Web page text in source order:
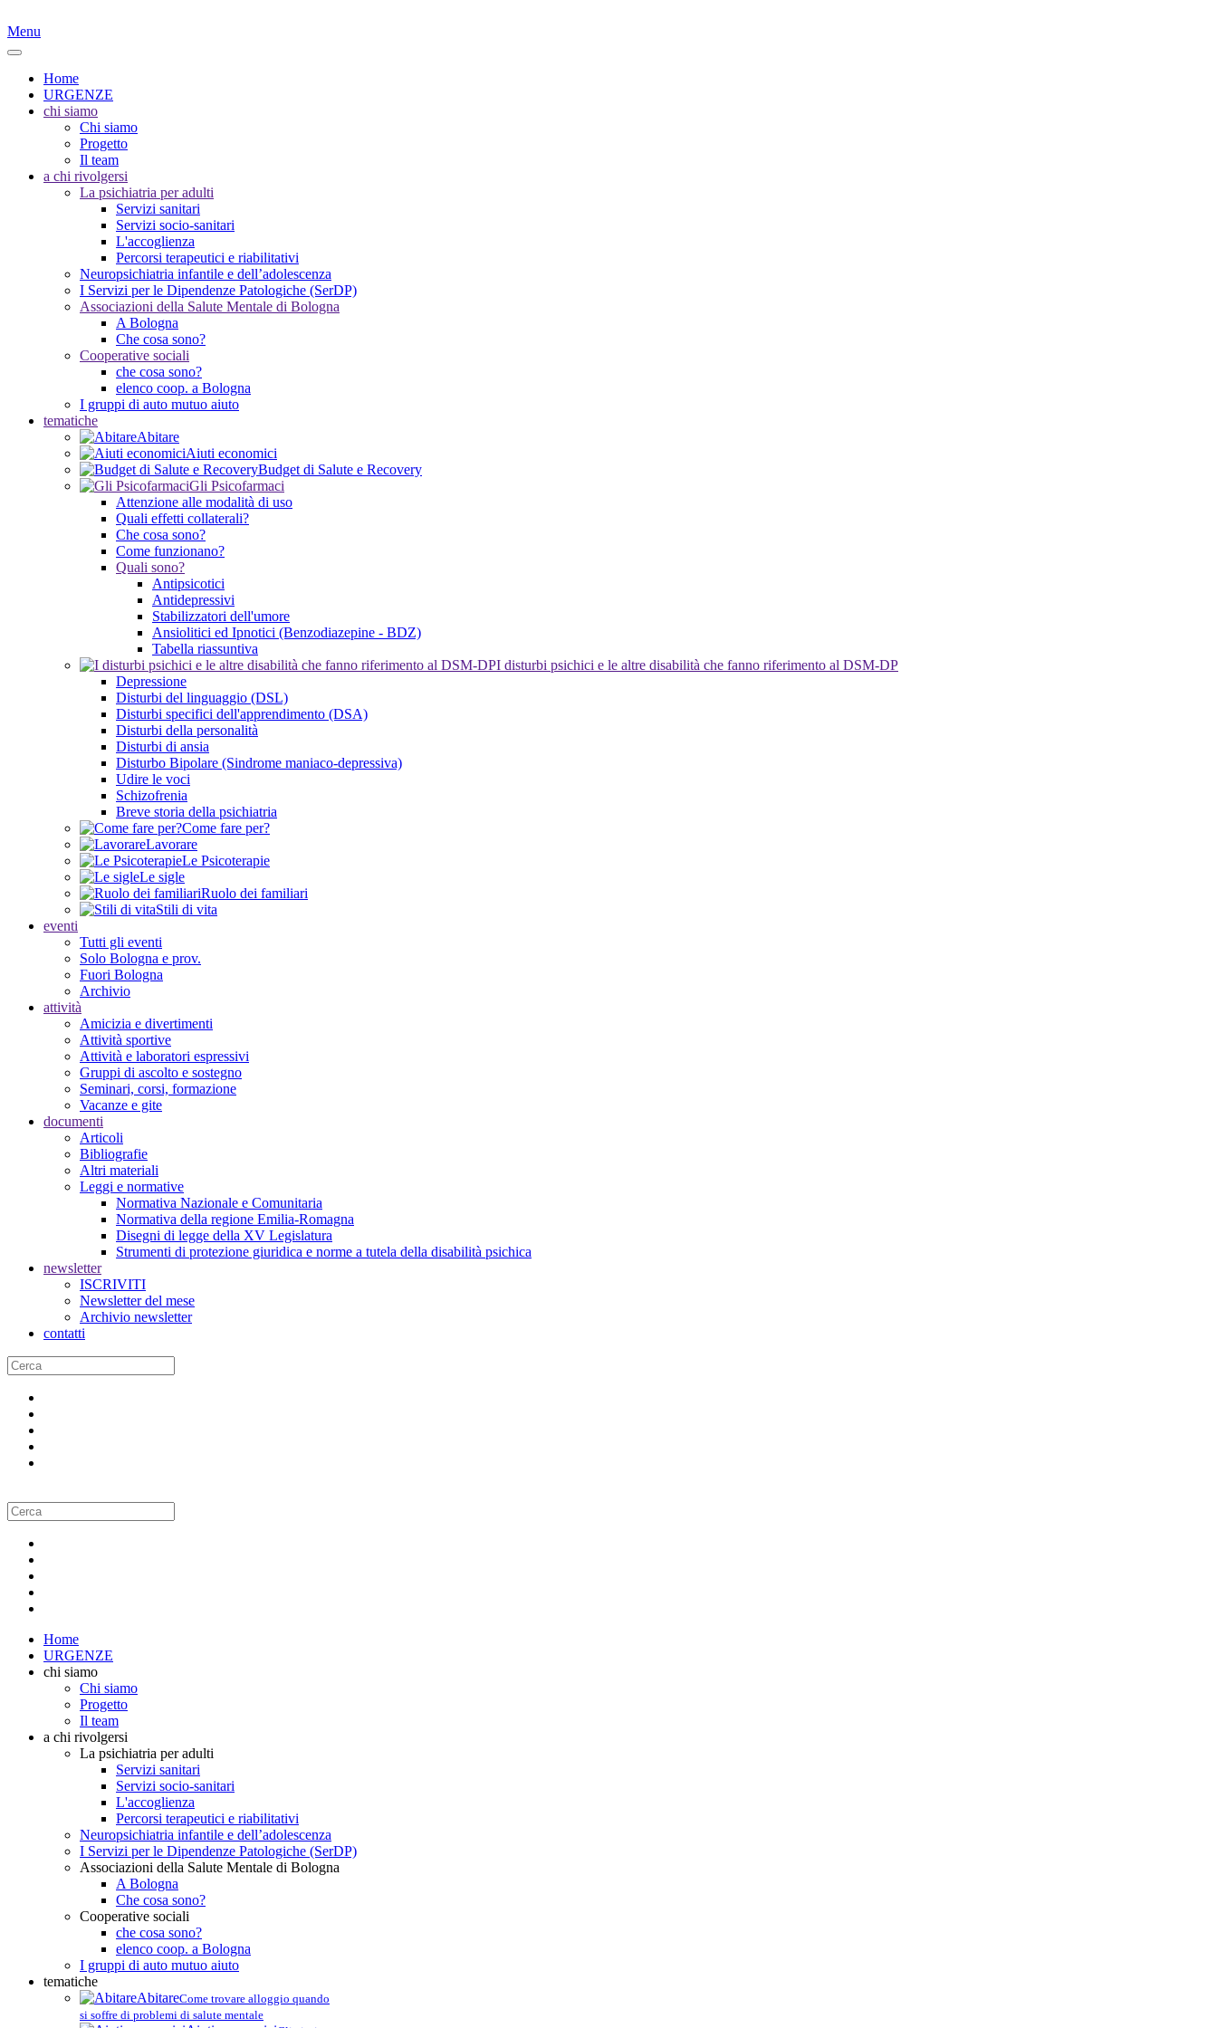
Menu
Home
URGENZE
chi siamo
Chi siamo
Progetto
Il team
a chi rivolgersi
La psichiatria per adulti
Servizi sanitari
Servizi socio-sanitari
L'accoglienza
Percorsi terapeutici e riabilitativi
Neuropsichiatria infantile e dell’adolescenza
I Servizi per le Dipendenze Patologiche (SerDP)
Associazioni della Salute Mentale di Bologna
A Bologna
Che cosa sono?
Cooperative sociali
che cosa sono?
elenco coop. a Bologna
I gruppi di auto mutuo aiuto
tematiche
Abitare
Aiuti economici
Budget di Salute e Recovery
Gli Psicofarmaci
Attenzione alle modalità di uso
Quali effetti collaterali?
Che cosa sono?
Come funzionano?
Quali sono?
Antipsicotici
Antidepressivi
Stabilizzatori dell'umore
Ansiolitici ed Ipnotici (Benzodiazepine - BDZ)
Tabella riassuntiva
I disturbi psichici e le altre disabilità che fanno riferimento al DSM-DP
Depressione
Disturbi del linguaggio (DSL)
Disturbi specifici dell'apprendimento (DSA)
Disturbi della personalità
Disturbi di ansia
Disturbo Bipolare (Sindrome maniaco-depressiva)
Udire le voci
Schizofrenia
Breve storia della psichiatria
Come fare per?
Lavorare
Le Psicoterapie
Le sigle
Ruolo dei familiari
Stili di vita
eventi
Tutti gli eventi
Solo Bologna e prov.
Fuori Bologna
Archivio
attività
Amicizia e divertimenti
Attività sportive
Attività e laboratori espressivi
Gruppi di ascolto e sostegno
Seminari, corsi, formazione
Vacanze e gite
documenti
Articoli
Bibliografie
Altri materiali
Leggi e normative
Normativa Nazionale e Comunitaria
Normativa della regione Emilia-Romagna
Disegni di legge della XV Legislatura
Strumenti di protezione giuridica e norme a tutela della disabilità psichica
newsletter
ISCRIVITI
Newsletter del mese
Archivio newsletter
contatti
Home
URGENZE
chi siamo
Chi siamo
Progetto
Il team
a chi rivolgersi
La psichiatria per adulti
Servizi sanitari
Servizi socio-sanitari
L'accoglienza
Percorsi terapeutici e riabilitativi
Neuropsichiatria infantile e dell’adolescenza
I Servizi per le Dipendenze Patologiche (SerDP)
Associazioni della Salute Mentale di Bologna
A Bologna
Che cosa sono?
Cooperative sociali
che cosa sono?
elenco coop. a Bologna
I gruppi di auto mutuo aiuto
tematiche
AbitareCome trovare alloggio quando
si soffre di problemi di salute mentale